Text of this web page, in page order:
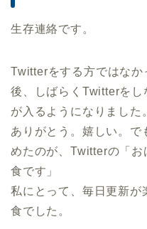
生存連絡です。
Twitterをする方ではなか
後、しばらくTwitterを
が入るようになりました
ありがとう。嬉しい。
めたのが、Twitterの「
食です」
私にとって、毎日更新が
食でした。